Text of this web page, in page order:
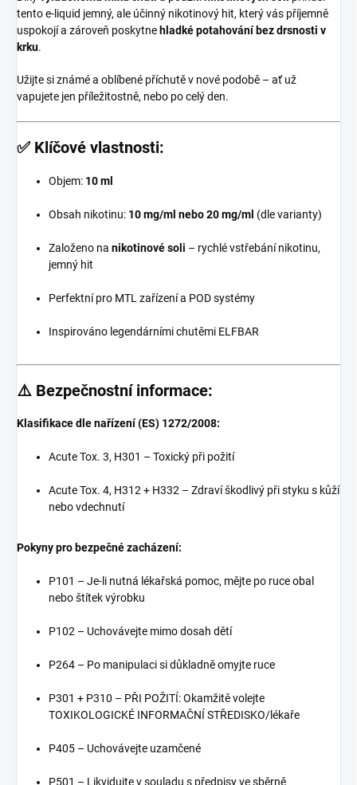
tento e-liquid jemný, ale účinný nikotinový hit, který vás příjemně
uspokojí a zároveň poskytne hladké potahování bez drsnosti v
krku.
Užijte si známé a oblíbené příchutě v nové podobě – ať už
vapujete jen příležitostně, nebo po celý den.
✅ Klíčové vlastnosti:
Objem: 10 ml
Obsah nikotinu: 10 mg/ml nebo 20 mg/ml (dle varianty)
Založeno na nikotinové soli – rychlé vstřebání nikotinu,
jemný hit
Perfektní pro MTL zařízení a POD systémy
Inspirováno legendárními chutěmi ELFBAR
⚠️ Bezpečnostní informace:
Klasifikace dle nařízení (ES) 1272/2008:
Acute Tox. 3, H301 – Toxický při požití
Acute Tox. 4, H312 + H332 – Zdraví škodlivý při styku s kůží
nebo vdechnutí
Pokyny pro bezpečné zacházení:
P101 – Je-li nutná lékařská pomoc, mějte po ruce obal
nebo štítek výrobku
P102 – Uchovávejte mimo dosah dětí
P264 – Po manipulaci si důkladně omyjte ruce
P301 + P310 – PŘI POŽITÍ: Okamžitě volejte
TOXIKOLOGICKÉ INFORMAČNÍ STŘEDISKO/lékaře
P405 – Uchovávejte uzamčené
P501 – Likvidujte v souladu s předpisy ve sběrně